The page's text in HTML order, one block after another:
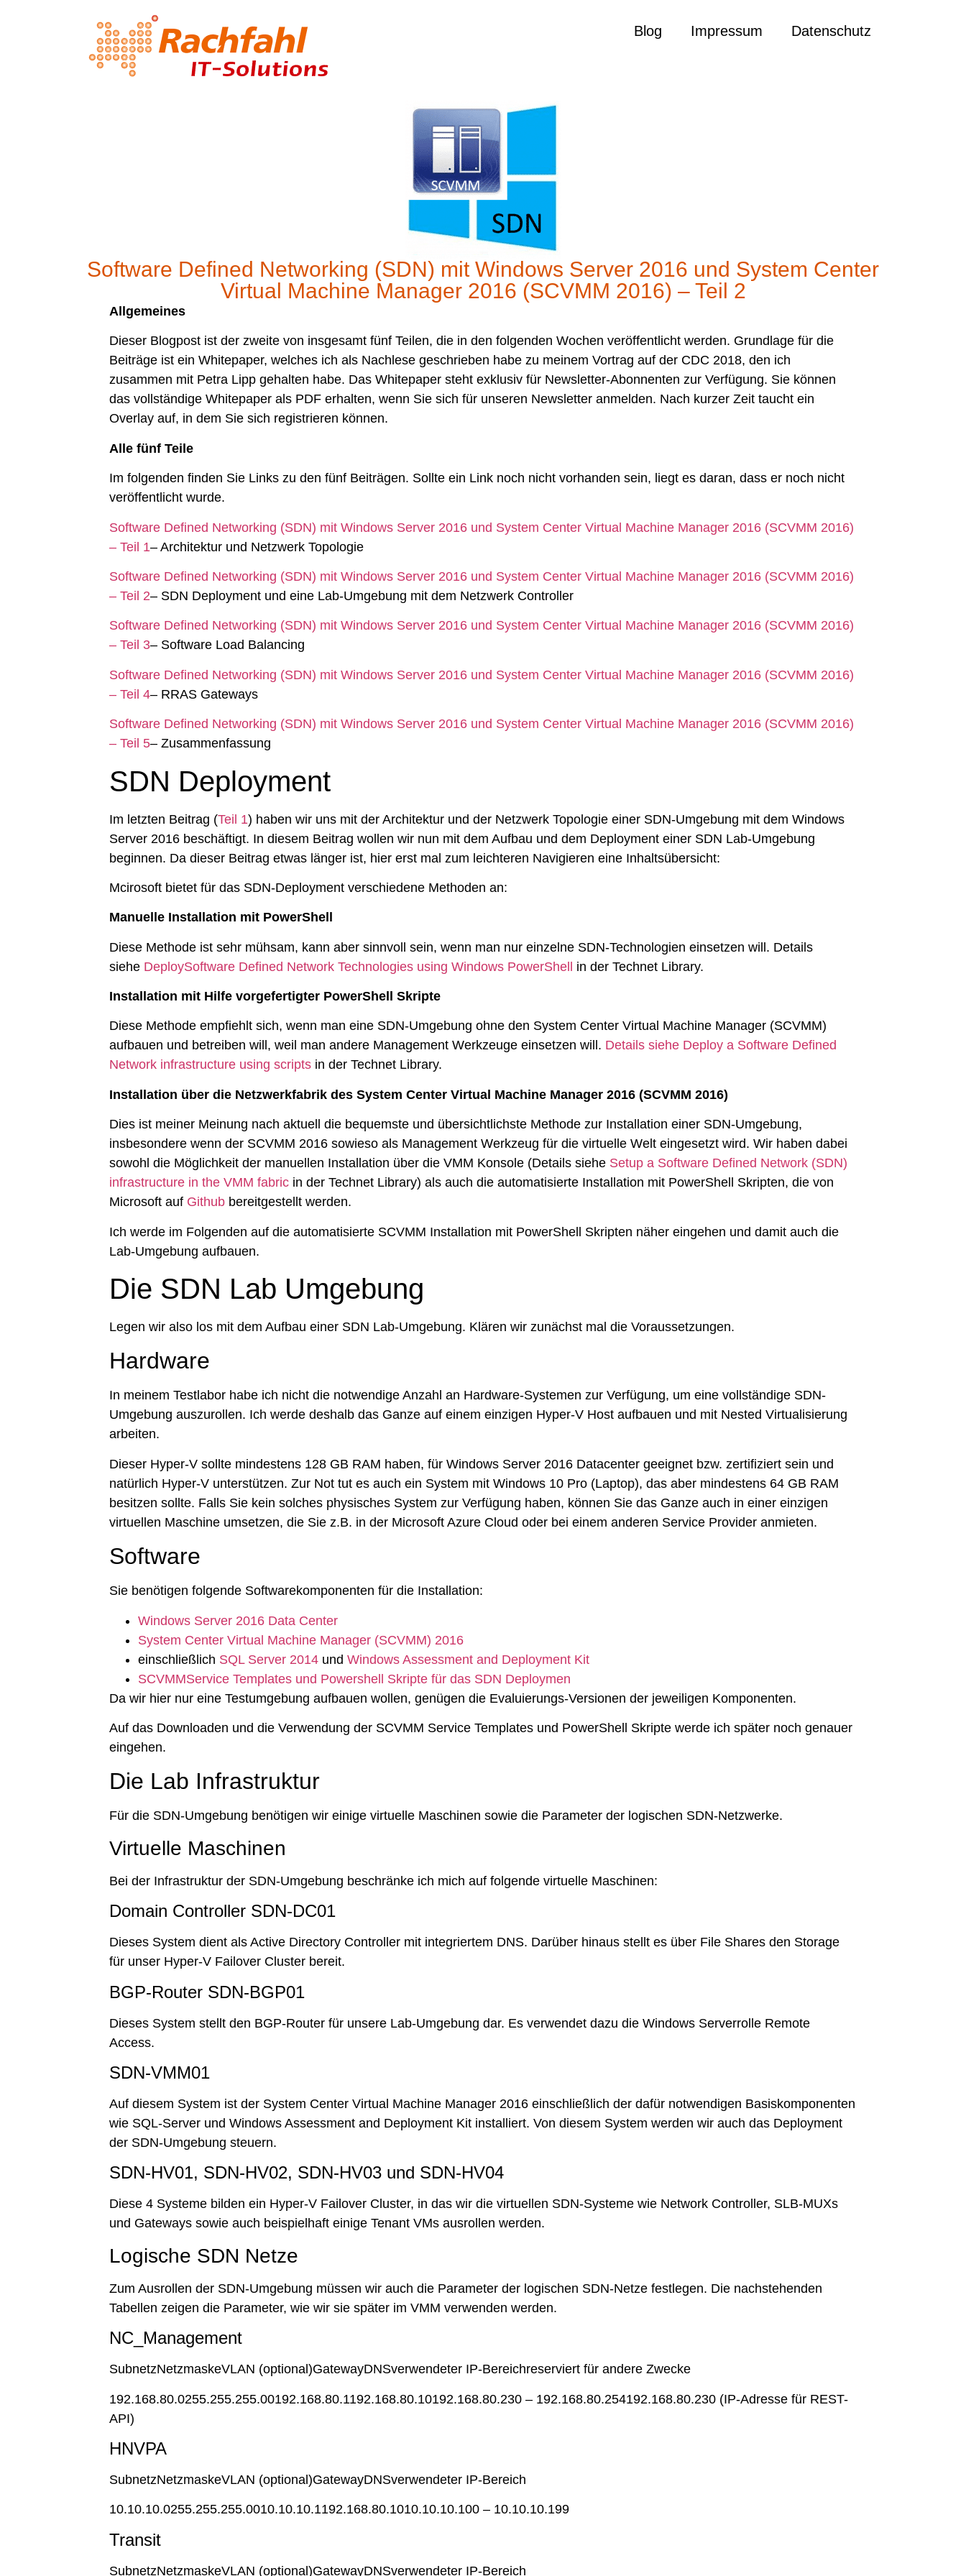
Blog Impressum Datenschutz
Software Defined Networking (SDN) mit Windows Server 2016 und System Center
Virtual Machine Manager 2016 (SCVMM 2016) – Teil 2
Allgemeines
Dieser Blogpost ist der zweite von insgesamt fünf Teilen, die in den folgenden Wochen veröffentlicht werden. Grundlage für die
Beiträge ist ein Whitepaper, welches ich als Nachlese geschrieben habe zu meinem Vortrag auf der CDC 2018, den ich
zusammen mit Petra Lipp gehalten habe. Das Whitepaper steht exklusiv für Newsletter-Abonnenten zur Verfügung. Sie können
das vollständige Whitepaper als PDF erhalten, wenn Sie sich für unseren Newsletter anmelden. Nach kurzer Zeit taucht ein
Overlay auf, in dem Sie sich registrieren können.
Alle fünf Teile
Im folgenden finden Sie Links zu den fünf Beiträgen. Sollte ein Link noch nicht vorhanden sein, liegt es daran, dass er noch nicht
veröffentlicht wurde.
Software Defined Networking (SDN) mit Windows Server 2016 und System Center Virtual Machine Manager 2016 (SCVMM 2016)
– Teil 1– Architektur und Netzwerk Topologie
Software Defined Networking (SDN) mit Windows Server 2016 und System Center Virtual Machine Manager 2016 (SCVMM 2016)
– Teil 2– SDN Deployment und eine Lab-Umgebung mit dem Netzwerk Controller
Software Defined Networking (SDN) mit Windows Server 2016 und System Center Virtual Machine Manager 2016 (SCVMM 2016)
– Teil 3– Software Load Balancing
Software Defined Networking (SDN) mit Windows Server 2016 und System Center Virtual Machine Manager 2016 (SCVMM 2016)
– Teil 4– RRAS Gateways
Software Defined Networking (SDN) mit Windows Server 2016 und System Center Virtual Machine Manager 2016 (SCVMM 2016)
– Teil 5– Zusammenfassung
​​​​SDN Deployment
Im letzten Beitrag (Teil 1) haben wir uns mit der Architektur und der Netzwerk Topologie einer SDN-Umgebung mit dem Windows
Server 2016 beschäftigt. In diesem Beitrag wollen wir nun mit dem Aufbau und dem Deployment einer SDN Lab-Umgebung
beginnen. Da dieser Beitrag etwas länger ist, hier erst mal zum leichteren Navigieren eine Inhaltsübersicht:
Mcirosoft bietet für das SDN-Deployment verschiedene Methoden an:
Manuelle Installation mit PowerShell
Diese Methode ist sehr mühsam, kann aber sinnvoll sein, wenn man nur einzelne SDN-Technologien einsetzen will. Details
siehe DeploySoftware Defined Network Technologies using Windows PowerShell in der Technet Library.
Installation mit Hilfe vorgefertigter PowerShell Skripte
Diese Methode empfiehlt sich, wenn man eine SDN-Umgebung ohne den System Center Virtual Machine Manager (SCVMM)
aufbauen und betreiben will, weil man andere Management Werkzeuge einsetzen will. Details siehe Deploy a Software Defined
Network infrastructure using scripts in der Technet Library.
Installation über die Netzwerkfabrik des System Center Virtual Machine Manager 2016 (SCVMM 2016)
Dies ist meiner Meinung nach aktuell die bequemste und übersichtlichste Methode zur Installation einer SDN-Umgebung,
insbesondere wenn der SCVMM 2016 sowieso als Management Werkzeug für die virtuelle Welt eingesetzt wird. Wir haben dabei
sowohl die Möglichkeit der manuellen Installation über die VMM Konsole (Details siehe Setup a Software Defined Network (SDN)
infrastructure in the VMM fabric in der Technet Library) als auch die automatisierte Installation mit PowerShell Skripten, die von
Microsoft auf Github bereitgestellt werden.
Ich werde im Folgenden auf die automatisierte SCVMM Installation mit PowerShell Skripten näher eingehen und damit auch die
Lab-Umgebung aufbauen.
Die SDN Lab Umgebung
Legen wir also los mit dem Aufbau einer SDN Lab-Umgebung. Klären wir zunächst mal die Voraussetzungen.
Hardware
In meinem Testlabor habe ich nicht die notwendige Anzahl an Hardware-Systemen zur Verfügung, um eine vollständige SDN-
Umgebung auszurollen. Ich werde deshalb das Ganze auf einem einzigen Hyper-V Host aufbauen und mit Nested Virtualisierung
arbeiten.
Dieser Hyper-V sollte mindestens 128 GB RAM haben, für Windows Server 2016 Datacenter geeignet bzw. zertifiziert sein und
natürlich Hyper-V unterstützen. Zur Not tut es auch ein System mit Windows 10 Pro (Laptop), das aber mindestens 64 GB RAM
besitzen sollte. Falls Sie kein solches physisches System zur Verfügung haben, können Sie das Ganze auch in einer einzigen
virtuellen Maschine umsetzen, die Sie z.B. in der Microsoft Azure Cloud oder bei einem anderen Service Provider anmieten.
Software
Sie benötigen folgende Softwarekomponenten für die Installation:
Windows Server 2016 Data Center
System Center Virtual Machine Manager (SCVMM) 2016
einschließlich SQL Server 2014 und Windows Assessment and Deployment Kit
SCVMMService Templates und Powershell Skripte für das SDN Deploymen
Da wir hier nur eine Testumgebung aufbauen wollen, genügen die Evaluierungs-Versionen der jeweiligen Komponenten.
Auf das Downloaden und die Verwendung der SCVMM Service Templates und PowerShell Skripte werde ich später noch genauer
eingehen.
Die Lab Infrastruktur
Für die SDN-Umgebung benötigen wir einige virtuelle Maschinen sowie die Parameter der logischen SDN-Netzwerke.
Virtuelle Maschinen
Bei der Infrastruktur der SDN-Umgebung beschränke ich mich auf folgende virtuelle Maschinen:
Domain Controller SDN-DC01
Dieses System dient als Active Directory Controller mit integriertem DNS. Darüber hinaus stellt es über File Shares den Storage
für unser Hyper-V Failover Cluster bereit.
BGP-Router SDN-BGP01
Dieses System stellt den BGP-Router für unsere Lab-Umgebung dar. Es verwendet dazu die Windows Serverrolle Remote
Access.
SDN-VMM01
Auf diesem System ist der System Center Virtual Machine Manager 2016 einschließlich der dafür notwendigen Basiskomponenten
wie SQL-Server und Windows Assessment and Deployment Kit installiert. Von diesem System werden wir auch das Deployment
der SDN-Umgebung steuern.
SDN-HV01, SDN-HV02, SDN-HV03 und SDN-HV04
Diese 4 Systeme bilden ein Hyper-V Failover Cluster, in das wir die virtuellen SDN-Systeme wie Network Controller, SLB-MUXs
und Gateways sowie auch beispielhaft einige Tenant VMs ausrollen werden.
Logische SDN Netze
Zum Ausrollen der SDN-Umgebung müssen wir auch die Parameter der logischen SDN-Netze festlegen. Die nachstehenden
Tabellen zeigen die Parameter, wie wir sie später im VMM verwenden werden.
NC_Management
SubnetzNetzmaskeVLAN (optional)GatewayDNSverwendeter IP-Bereichreserviert für andere Zwecke
192.168.80.0255.255.255.00192.168.80.1192.168.80.10192.168.80.230 – 192.168.80.254192.168.80.230 (IP-Adresse für REST-
API)
HNVPA
SubnetzNetzmaskeVLAN (optional)GatewayDNSverwendeter IP-Bereich
10.10.10.0255.255.255.0010.10.10.1192.168.80.1010.10.10.100 – 10.10.10.199
Transit
SubnetzNetzmaskeVLAN (optional)GatewayDNSverwendeter IP-Bereich